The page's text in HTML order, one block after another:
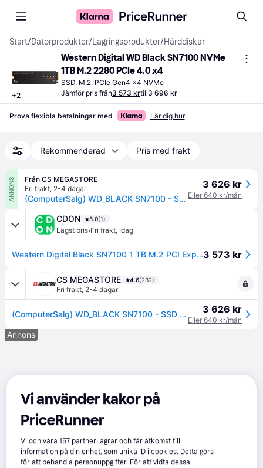
Start/Datorprodukter/Lagringsprodukter/Hårddiskar
+2
Western Digital WD Black SN7100 NVMe
1TB M.2 2280 PCIe 4.0 x4
SSD, M.2, PCIe Gen4 x4 NVMe
Jämför pris från3 573 krtill3 696 kr
Prova flexibla betalningar med Lär dig hur
Rekommenderad Pris med frakt
ANNONS
Från CS MEGASTORE
Fri frakt, 2-4 dagar
(ComputerSalg) WD_BLACK SN7100 - SSD - 1 TB - inbyggd - M.2 2280 - PCIe 4.0 x4 (NVMe)
3 626 kr
Eller 640 kr/mån
CDON 5.0(1)
Lägst pris·Fri frakt, Idag
Western Digital Black SN7100 1 TB M.2 PCI Express 4.0 NVMe 3D TLC NAND3 573 kr
CS MEGASTORE 4.6(232)
Fri frakt, 2-4 dagar
(ComputerSalg) WD_BLACK SN7100 - SSD - 1 TB - inbyggd - M.2 2280 - PCIe 4.0 x4 (NVMe) 3 626 kr
Eller 640 kr/mån
Annons
Vi använder kakor på
PriceRunner
Vi och våra157 partner lagrar och får åtkomst till
information på din enhet, som unika ID i cookies. Detta görs
för att behandla personuppgifter. För att vidta dessa